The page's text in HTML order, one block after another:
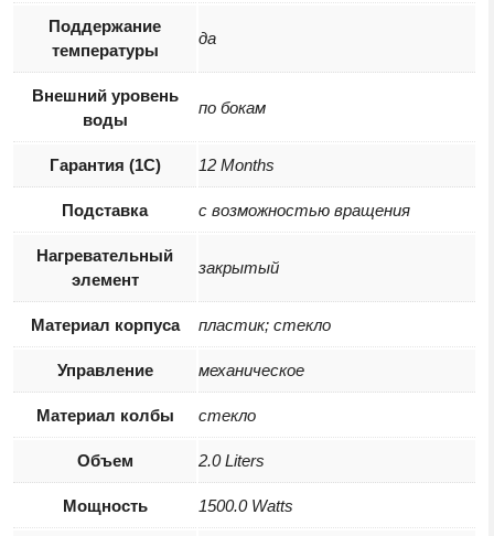
Поддержание
температуры
да
Внешний уровень
воды
по бокам
Гарантия (1С) 12 Months
Подставка с возможностью вращения
Нагревательный
элемент
закрытый
Материал корпуса пластик; стекло
Управление механическое
Материал колбы стекло
Объем 2.0 Liters
Мощность 1500.0 Watts